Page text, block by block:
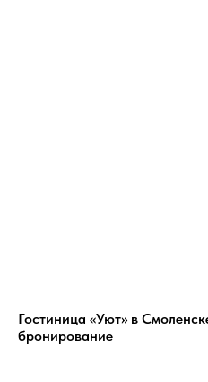
Гостиница «Уют» в
бронирование